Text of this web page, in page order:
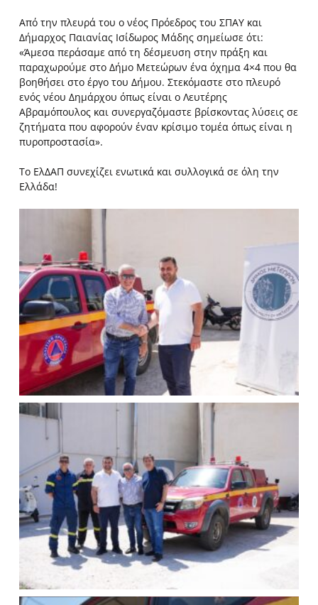
Από την πλευρά του ο νέος Πρόεδρος του ΣΠΑΥ και
Δήμαρχος Παιανίας Ισίδωρος Μάδης σημείωσε ότι:
«Άμεσα περάσαμε από τη δέσμευση στην πράξη και
παραχωρούμε στο Δήμο Μετεώρων ένα όχημα 4×4 που θα
βοηθήσει στο έργο του Δήμου. Στεκόμαστε στο πλευρό
ενός νέου Δημάρχου όπως είναι ο Λευτέρης
Αβραμόπουλος και συνεργαζόμαστε βρίσκοντας λύσεις σε
ζητήματα που αφορούν έναν κρίσιμο τομέα όπως είναι η
πυροπροστασία».
Το ΕλΔΑΠ συνεχίζει ενωτικά και συλλογικά σε όλη την
Ελλάδα!